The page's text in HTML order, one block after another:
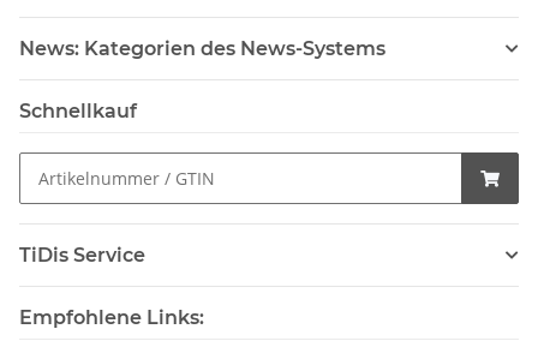
News: Kategorien des News-Systems
Schnellkauf
TiDis Service
Empfohlene Links: